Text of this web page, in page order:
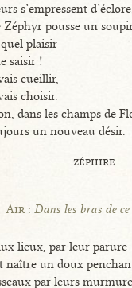
s’empressent
Zéphyr pousse un
plaisir
saisir !
cueillir,
choisir.
dans les champs de
un nouveau désir.
zéphire
Air : Dans les bras de ce
lieux, par leur parure
naître un doux
par leurs